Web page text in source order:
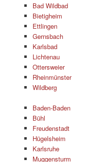
Bad Wildbad
Bietigheim
Ettlingen
Gernsbach
Karlsbad
Lichtenau
Ottersweier
Rheinmünster
Wildberg
Baden-Baden
Bühl
Freudenstadt
Hügelsheim
Karlsruhe
Muggensturm